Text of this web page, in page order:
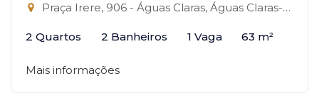
Praça Irere, 906 - Águas Claras, Águas Claras-DF
2 Quartos 2 Banheiros 1 Vaga 63 m²
Mais informações